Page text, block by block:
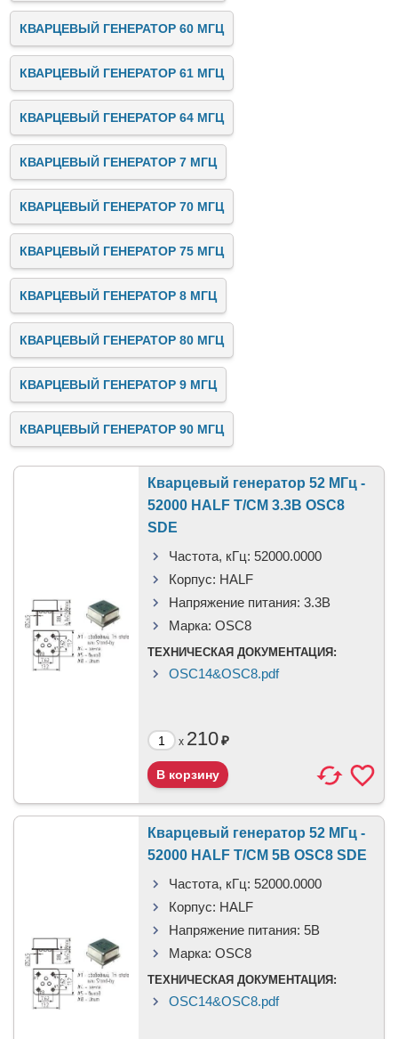
КВАРЦЕВЫЙ ГЕНЕРАТОР 60 МГЦ
КВАРЦЕВЫЙ ГЕНЕРАТОР 61 МГЦ
КВАРЦЕВЫЙ ГЕНЕРАТОР 64 МГЦ
КВАРЦЕВЫЙ ГЕНЕРАТОР 7 МГЦ
КВАРЦЕВЫЙ ГЕНЕРАТОР 70 МГЦ
КВАРЦЕВЫЙ ГЕНЕРАТОР 75 МГЦ
КВАРЦЕВЫЙ ГЕНЕРАТОР 8 МГЦ
КВАРЦЕВЫЙ ГЕНЕРАТОР 80 МГЦ
КВАРЦЕВЫЙ ГЕНЕРАТОР 9 МГЦ
КВАРЦЕВЫЙ ГЕНЕРАТОР 90 МГЦ
Кварцевый генератор 52 МГц -
52000 HALF T/CM 3.3В OSC8
SDE
Частота, кГц: 52000.0000
Корпус: HALF
Напряжение питания: 3.3В
Марка: OSC8
ТЕХНИЧЕСКАЯ ДОКУМЕНТАЦИЯ:
OSC14&OSC8.pdf
x 210₽
Кварцевый генератор 52 МГц -
52000 HALF T/CM 5В OSC8 SDE
Частота, кГц: 52000.0000
Корпус: HALF
Напряжение питания: 5В
Марка: OSC8
ТЕХНИЧЕСКАЯ ДОКУМЕНТАЦИЯ:
OSC14&OSC8.pdf